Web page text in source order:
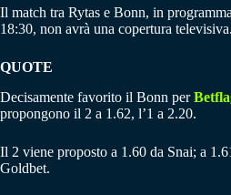
Il match tra Rytas e Bonn, in
18:30, non avrà una copertura televisiva.
QUOTE
Decisamente favorito il Bonn per
propongono il 2 a 1.62, l’1 a 2.20.
Il 2 viene proposto a 1.60 da Snai; a
Goldbet.